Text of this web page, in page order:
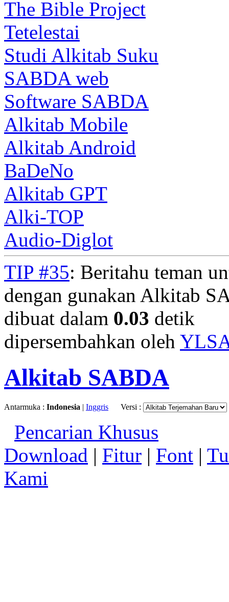
The Bible Project
Tetelestai
Studi Alkitab Suku
SABDA web
Software SABDA
Alkitab Mobile
Alkitab Android
BaDeNo
Alkitab GPT
Alki-TOP
Audio-Diglot
TIP #35: Beritahu teman
dengan gunakan Alkitab
dibuat dalam 0.03 detik
dipersembahkan oleh
Alkitab SABDA
Antarmuka : Indonesia | Inggris Versi :
Pencarian Khusus
Download | Fitur | Font |
Kami